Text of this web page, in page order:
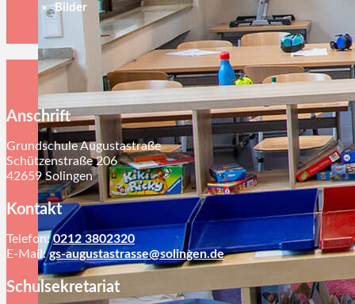
Bilder
Anschrift
Grundschule Augustastraße
Schützenstraße 206
42659 Solingen
Kontakt
Telefon:0212 3802320
E-Mail:gs-augustastrasse@solingen.de
Schulsekretariat